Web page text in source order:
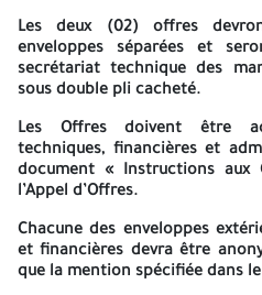
Les candidats intéressés par le
invités à retirer le cahier des
technique des marches de
Régionale Blida, à l’adresse :
Contre paiement de la somme de
non remboursable, par
Sonelgaz - Engineering, N° :
auprès de :
L’appel d’offres sera réaliséen
demandé aux entreprises
technique et une offre
Les deux (02) offres
enveloppes séparées et
secrétariat technique des
sous double pli cacheté.
Les Offres doivent être
techniques, financières et
document « Instructions aux
l’Appel d’Offres.
Chacune des enveloppes
et financières devra être
que la mention spécifiée dans